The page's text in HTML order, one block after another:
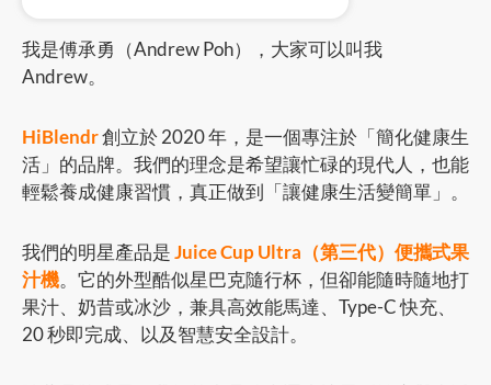
我是傅承勇（Andrew Poh），大家可以叫我
Andrew。
HiBlendr創立於 2020 年，是一個專注於「簡化健康生
活」的品牌。我們的理念是希望讓忙碌的現代人，也能
輕鬆養成健康習慣，真正做到「讓健康生活變簡單」。
我們的明星產品是Juice Cup Ultra（第三代）便攜式果
汁機。它的外型酷似星巴克隨行杯，但卻能隨時隨地打
果汁、奶昔或冰沙，兼具高效能馬達、Type-C 快充、
20 秒即完成、以及智慧安全設計。